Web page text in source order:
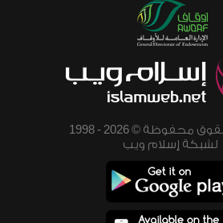
جميع الحقوق محفوظة © 2026 - 1998
لشبكة إسلام ويب